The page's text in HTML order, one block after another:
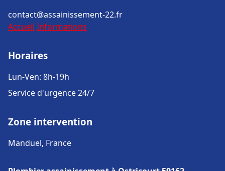
contact@assainissement-22.fr
Accueil Informations
Horaires
Lun-Ven: 8h-19h
Service d'urgence 24/7
Zone intervention
Manduel, France